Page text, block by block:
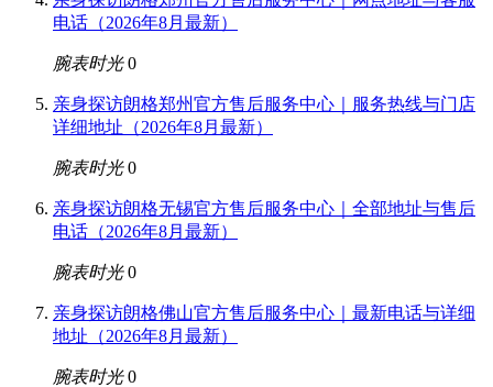
电话（2026年8月最新）
腕表时光 0
亲身探访朗格郑州官方售后服务中心｜服务热线与门店
详细地址（2026年8月最新）
腕表时光 0
亲身探访朗格无锡官方售后服务中心｜全部地址与售后
电话（2026年8月最新）
腕表时光 0
亲身探访朗格佛山官方售后服务中心｜最新电话与详细
地址（2026年8月最新）
腕表时光 0